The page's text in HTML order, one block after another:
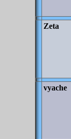
Zeta
vyache